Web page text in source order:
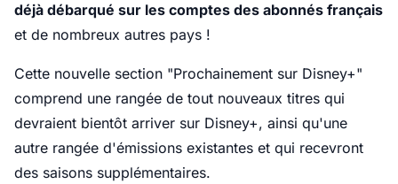
déjà débarqué sur les comptes des abonnés français
et de nombreux autres pays !
Cette nouvelle section "Prochainement sur Disney+"
comprend une rangée de tout nouveaux titres qui
devraient bientôt arriver sur Disney+, ainsi qu'une
autre rangée d'émissions existantes et qui recevront
des saisons supplémentaires.